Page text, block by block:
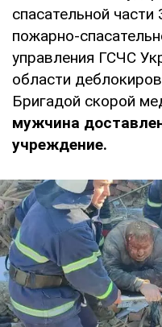
спасательной части
пожарно-
управления ГСЧС
области
Бригадой скорой
мужчина
учреждение.